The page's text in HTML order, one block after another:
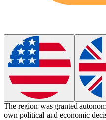
The region was granted
own political and economic